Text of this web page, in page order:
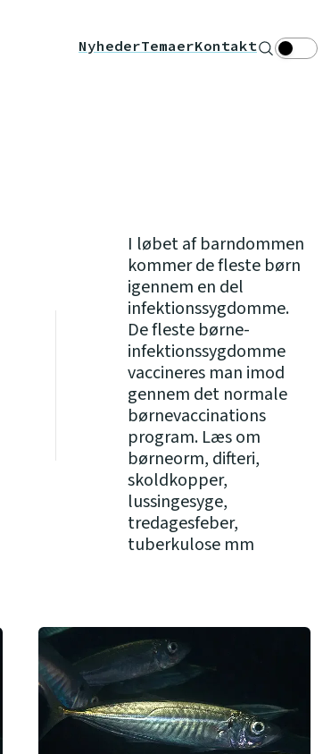
NyhederTemaerKontakt Søg
I løbet af barndommen
kommer de fleste børn
igennem en del
infektionssygdomme.
De fleste børne-
infektionssygdomme
vaccineres man imod
gennem det normale
børnevaccinations
program. Læs om
børneorm, difteri,
skoldkopper,
lussingesyge,
tredagesfeber,
tuberkulose mm